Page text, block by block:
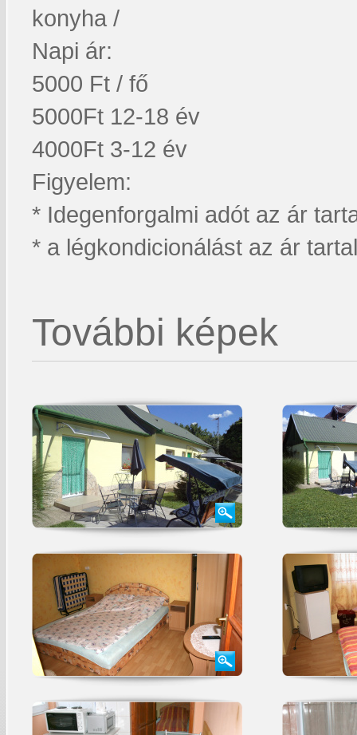
konyha /
Napi ár:
5000 Ft / fő
5000Ft 12-18 év
4000Ft 3-12 év
Figyelem:
* Idegenforgalmi adót az ár
* a légkondicionálást az ár
További képek